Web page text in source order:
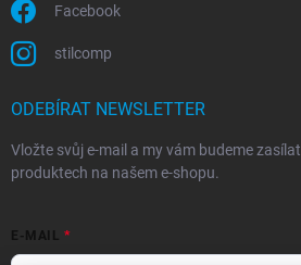
Facebook
stilcomp
ODEBÍRAT NEWSLETTER
Vložte svůj e-mail a my vám budeme
produktech na našem e-shopu.
E-MAIL